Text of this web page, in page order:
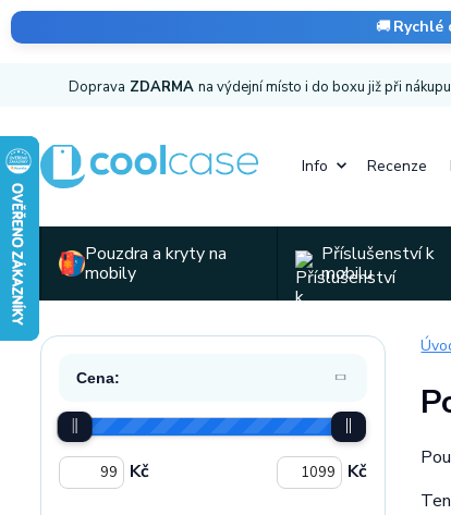
🚚Rychlé
Doprava ZDARMA na výdejní místo i do boxu již při
Info Recenze
Pouzdra a kryty na
mobily
Příslušenství k
mobilu
Cena:
Kč Kč